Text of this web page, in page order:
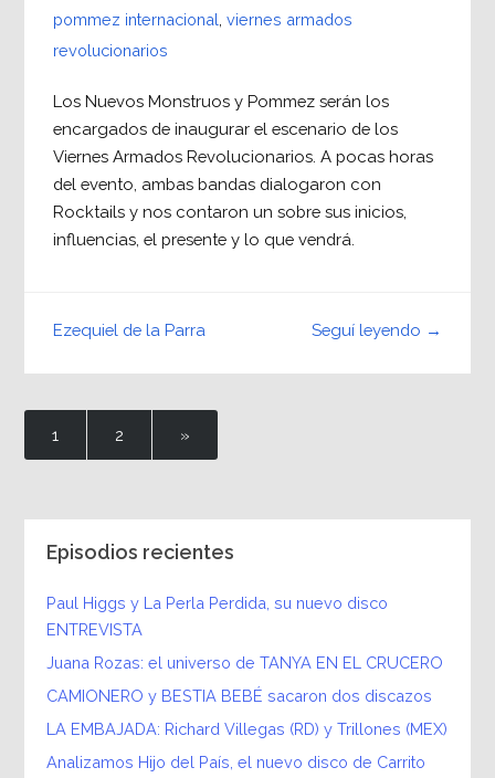
pommez internacional viernes armados
revolucionarios
Los Nuevos Monstruos y Pommez serán los
encargados de inaugurar el escenario de los
Viernes Armados Revolucionarios. A pocas horas
del evento, ambas bandas dialogaron con
Rocktails y nos contaron un sobre sus inicios,
influencias, el presente y lo que vendrá.
Seguí leyendo →
Ezequiel de la Parra
1 2 »
Episodios recientes
Paul Higgs y La Perla Perdida, su nuevo disco
ENTREVISTA
Juana Rozas: el universo de TANYA EN EL CRUCERO
CAMIONERO y BESTIA BEBÉ sacaron dos discazos
LA EMBAJADA: Richard Villegas (RD) y Trillones (MEX)
Analizamos Hijo del País, el nuevo disco de Carrito